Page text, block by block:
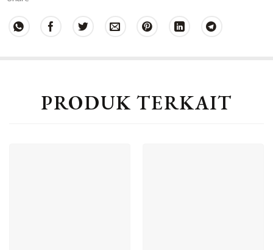
PRODUK TERKAIT